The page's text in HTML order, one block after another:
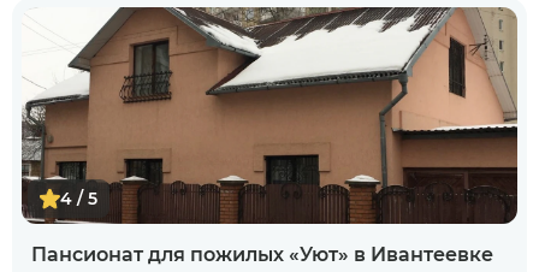
4 / 5
Пансионат для пожилых «Уют» в Ивантеевке